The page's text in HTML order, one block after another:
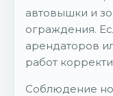
автовышки и
ограждения.
арендаторов
работ
Соблюдение